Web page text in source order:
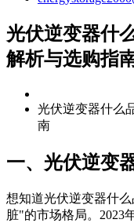
光伏逆变器什
解析与选购指
光伏逆变器什么
南
一、光伏逆变
想知道光伏逆变器什
脏"的市场格局。2023